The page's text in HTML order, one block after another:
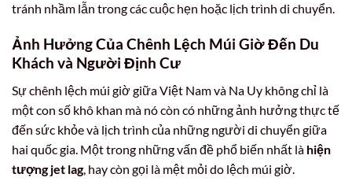
tránh nhầm lẫn trong các cuộc hẹn hoặc lịch trình di chuyển.
Ảnh Hưởng Của Chênh Lệch Múi Giờ Đến Du
Khách và Người Định Cư
Sự chênh lệch múi giờ giữa Việt Nam và Na Uy không chỉ là
một con số khô khan mà nó còn có những ảnh hưởng thực tế
đến sức khỏe và lịch trình của những người di chuyển giữa
hai quốc gia. Một trong những vấn đề phổ biến nhất là hiện
tượng jet lag, hay còn gọi là mệt mỏi do lệch múi giờ.